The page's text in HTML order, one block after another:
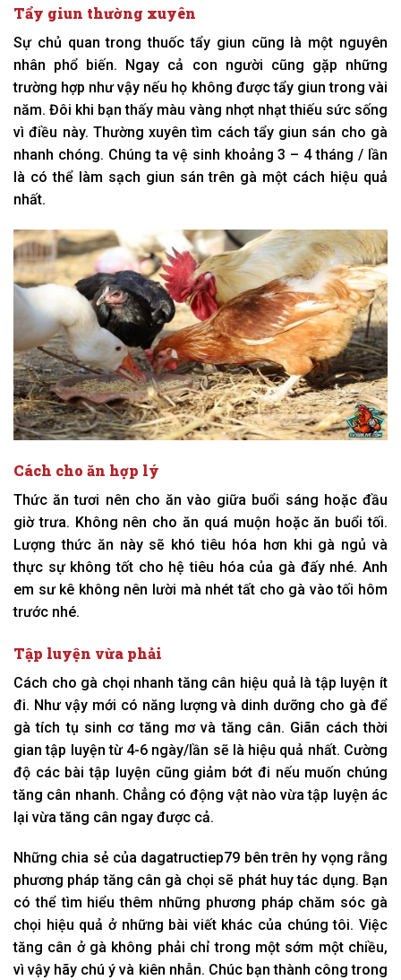
Tẩy giun thường xuyên
Sự chủ quan trong thuốc tẩy giun cũng là một nguyên
nhân phổ biến. Ngay cả con người cũng gặp những
trường hợp như vậy nếu họ không được tẩy giun trong vài
năm. Đôi khi bạn thấy màu vàng nhợt nhạt thiếu sức sống
vì điều này. Thường xuyên tìm cách tẩy giun sán cho gà
nhanh chóng. Chúng ta vệ sinh khoảng 3 – 4 tháng / lần
là có thể làm sạch giun sán trên gà một cách hiệu quả
nhất.
Cách cho ăn hợp lý
Thức ăn tươi nên cho ăn vào giữa buổi sáng hoặc đầu
giờ trưa. Không nên cho ăn quá muộn hoặc ăn buổi tối.
Lượng thức ăn này sẽ khó tiêu hóa hơn khi gà ngủ và
thực sự không tốt cho hệ tiêu hóa của gà đấy nhé. Anh
em sư kê không nên lười mà nhét tất cho gà vào tối hôm
trước nhé.
Tập luyện vừa phải
Cách cho gà chọi nhanh tăng cân hiệu quả là tập luyện ít
đi. Như vậy mới có năng lượng và dinh dưỡng cho gà để
gà tích tụ sinh cơ tăng mơ và tăng cân. Giãn cách thời
gian tập luyện từ 4-6 ngày/lần sẽ là hiệu quả nhất. Cường
độ các bài tập luyện cũng giảm bớt đi nếu muốn chúng
tăng cân nhanh. Chẳng có động vật nào vừa tập luyện ác
lại vừa tăng cân ngay được cả.
Những chia sẻ của dagatructiep79 bên trên hy vọng rằng
phương pháp tăng cân gà chọi sẽ phát huy tác dụng. Bạn
có thể tìm hiểu thêm những phương pháp chăm sóc gà
chọi hiệu quả ở những bài viết khác của chúng tôi. Việc
tăng cân ở gà không phải chỉ trong một sớm một chiều,
vì vậy hãy chú ý và kiên nhẫn. Chúc bạn thành công trong